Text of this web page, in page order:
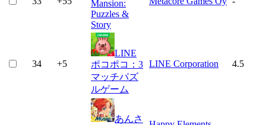
Mansion:
Puzzles &
Story
34 +5
LINE
ポコポコ：3
マッチパズ
ルゲーム
LINE Corporation 4.5
あんさ